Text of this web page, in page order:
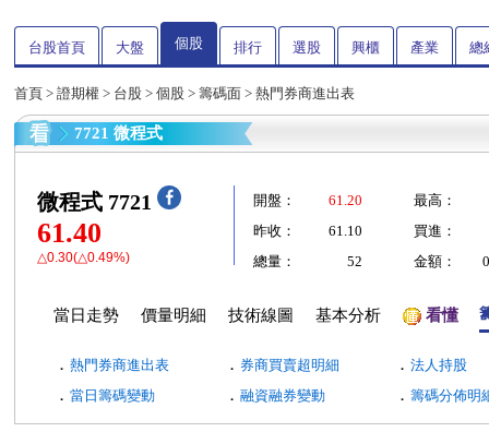
台股首頁 大盤 個股 排行 選股 興櫃 產業 總
首頁 > 證期權 > 台股 > 個股 > 籌碼面 > 熱門券商進出表
7721 微程式
微程式 7721
61.40
△0.30(△0.49%)
開盤： 61.20
最高：
昨收：
61.10
買進：
總量：
52 金額：
當日走勢 價量明細 技術線圖 基本分析 看懂
． 熱門券商進出表 ． 券商買賣超明細 ． 法人持股
． 當日籌碼變動 ． 融資融券變動 ． 籌碼分佈明